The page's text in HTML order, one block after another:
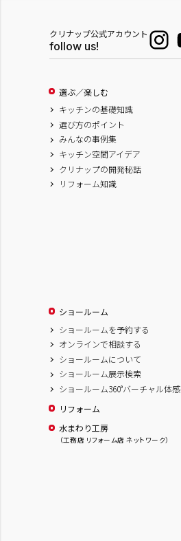
クリナップ公式アカウント
follow us!
選ぶ／楽しむ
キッチンの基礎知識
選び方のポイント
みんなの事例集
キッチン空間アイデア
クリナップの開発秘話
リフォーム知識
ショールーム
ショールームを予約する
オンラインで相談する
ショールームについて
ショールーム展示検索
ショールーム360°バーチャル体感
リフォーム
水まわり工房
（工務店 リフォーム店 ネットワーク）